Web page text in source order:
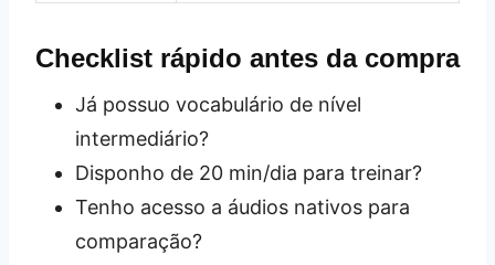
Checklist rápido antes da compra
Já possuo vocabulário de nível
intermediário?
Disponho de 20 min/dia para treinar?
Tenho acesso a áudios nativos para
comparação?